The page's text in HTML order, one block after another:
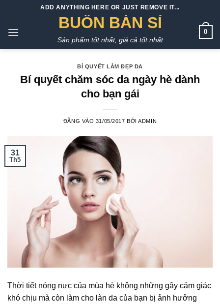
nội
ADD ANYTHING HERE OR JUST REMOVE IT...
BUÔN BÁN SỈ
Sản phẩm tốt nhất, giá cả tốt nhất
0
BÍ QUYẾT LÀM ĐẸP DA
Bí quyết chăm sóc da ngày hè dành
cho bạn gái
ĐĂNG VÀO 31/05/2017 BỞIADMIN
31
Th5
Thời tiết nóng nực của mùa hè không những gây cảm giác
khó chịu mà còn làm cho làn da của bạn bị ảnh hưởng